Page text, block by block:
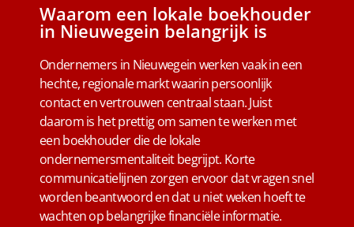
Waarom een lokale boekhouder
in Nieuwegein belangrijk is
Ondernemers in Nieuwegein werken vaak in een
hechte, regionale markt waarin persoonlijk
contact en vertrouwen centraal staan. Juist
daarom is het prettig om samen te werken met
een boekhouder die de lokale
ondernemersmentaliteit begrijpt. Korte
communicatielijnen zorgen ervoor dat vragen snel
worden beantwoord en dat u niet weken hoeft te
wachten op belangrijke financiële informatie.